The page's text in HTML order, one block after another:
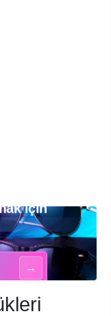
incele - Güneş
için
→